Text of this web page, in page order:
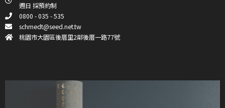
週日 採預約制
0800 - 035 - 535
schmedt@seed.net.tw
桃園市大園區後厝里2鄰後厝一路77號